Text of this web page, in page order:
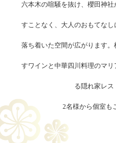
六本木の喧騒を抜け、櫻田神
すことなく、大人のおもてな
落ち着いた空間が広がります
すワインと中華四川料理のマ
る隠れ家レス
2名様から個室も